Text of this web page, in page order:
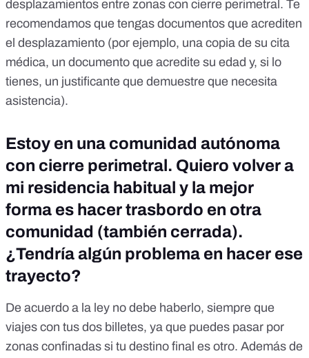
desplazamientos entre zonas con cierre perimetral. Te
recomendamos que tengas documentos que acrediten
el desplazamiento (por ejemplo, una copia de su cita
médica, un documento que acredite su edad y, si lo
tienes, un justificante que demuestre que necesita
asistencia).
Estoy en una comunidad autónoma
con cierre perimetral. Quiero volver a
mi residencia habitual y la mejor
forma es hacer trasbordo en otra
comunidad (también cerrada).
¿Tendría algún problema en hacer ese
trayecto?
De acuerdo a la ley no debe haberlo, siempre que
viajes con tus dos billetes, ya que puedes pasar por
zonas confinadas si tu destino final es otro. Además de